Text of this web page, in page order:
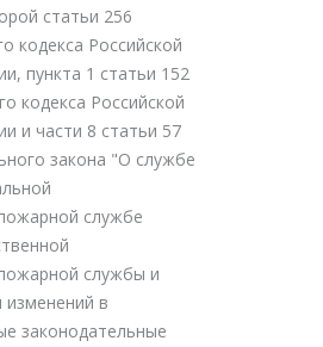
статьи 256
кодекса Российской
пункта 1 статьи 152
кодекса Российской
и части 8 статьи 57
закона "О службе
службе
службы и
изменений в
законодательные